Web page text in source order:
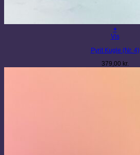
+
Vis
Pyrit Kugle (Nr. 4)
379,00 kr.